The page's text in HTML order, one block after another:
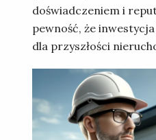
doświadczeniem i
pewność, że
dla przyszłości